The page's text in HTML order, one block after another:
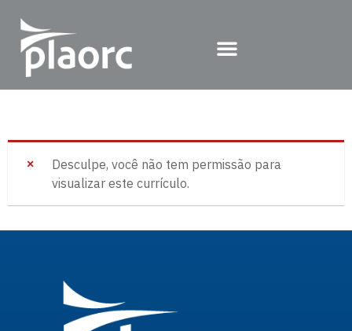
Desculpe, você não tem permissão para
visualizar este currículo.